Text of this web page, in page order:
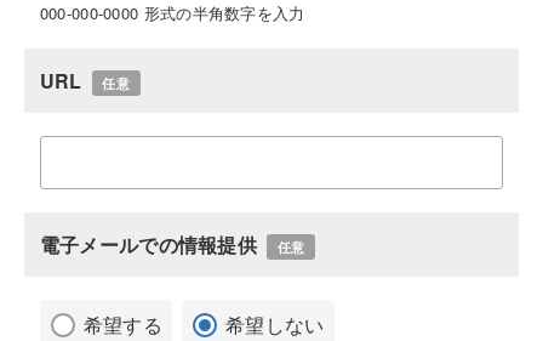
000-000-0000 形式の半角数字を入力
URL 任意
電子メールでの情報提供 任意
希望する 希望しない